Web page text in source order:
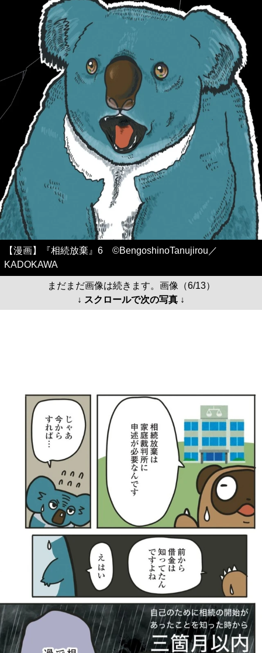
【漫画】『相続放棄』6 ©BengoshinoTanujirou／
KADOKAWA
まだまだ画像は続きます。画像（6/13）
↓ スクロールで次の写真 ↓